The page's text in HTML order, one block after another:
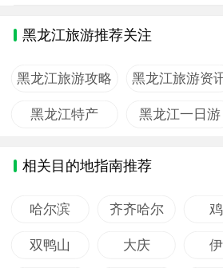
黑龙江旅游推荐关注
黑龙江旅游攻略 黑龙江旅游资
黑龙江特产 黑龙江一日游
相关目的地指南推荐
哈尔滨 齐齐哈尔
双鸭山 大庆